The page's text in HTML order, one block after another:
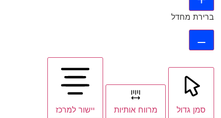
ברירת מחדל
סמן גדול מרווח אותיות יישור למרכז